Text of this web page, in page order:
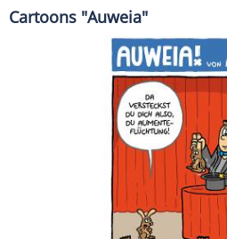
Cartoons "Auweia"